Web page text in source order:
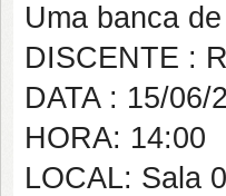
Uma banca
DISCENTE :
DATA : 15/06/
HORA: 14:00
LOCAL: Sala